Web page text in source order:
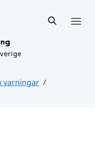
varningar